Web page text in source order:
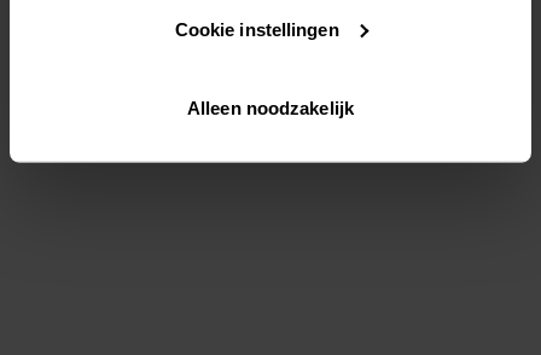
Lees hier meer over in onsprivacybeleid
Via "Cookie instellingen" kun je ook zelf instellen welke
Cookie instellingen
Alleen noodzakelijk